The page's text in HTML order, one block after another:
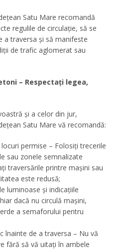
Satu Mare recomandă
regulile de circulație, să se
a traversa și să manifeste
de trafic aglomerat sau
– Respectați legea,
și a celor din jur,
Satu Mare vă recomandă:
permise – Folosiți trecerile
sau zonele semnalizate
traversările printre mașini sau
este redusă;
luminoase și indicațiile
dacă nu circulă mașini,
a semaforului pentru
înainte de a traversa – Nu vă
fără să vă uitați în ambele